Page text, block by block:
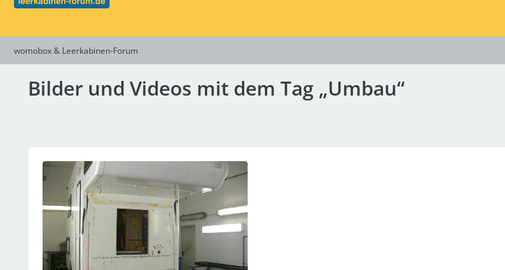
womobox & Leerkabinen-Forum
Bilder und Videos mit dem Tag „Umbau“